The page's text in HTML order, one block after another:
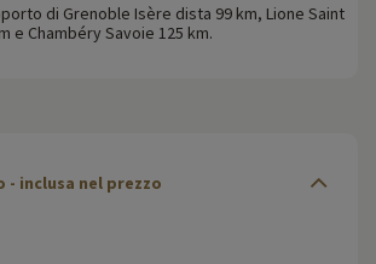
di Grenoble Isère dista 99 km, Lione Saint
e Chambéry Savoie 125 km.
inclusa nel prezzo